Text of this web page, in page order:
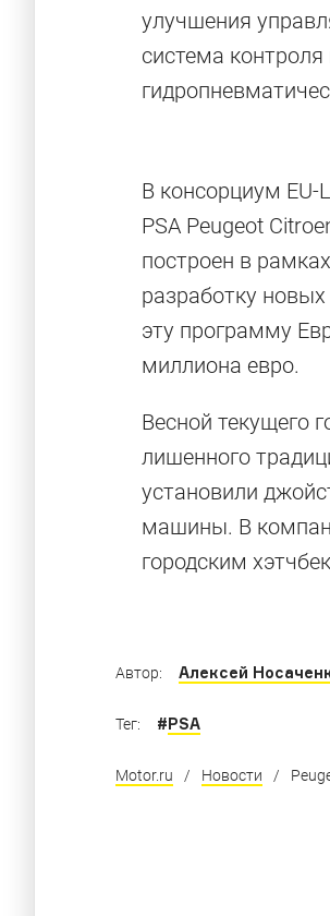
улучшения
система
В консорциум EU-
PSA Peugeot
построен в
разработку
эту программу
миллиона евро.
Весной текущего
лишенного
установили
машины. В
городским
Трехколесные
Автор: Алексей
Тег: #PSA
Motor.ru / Новости /